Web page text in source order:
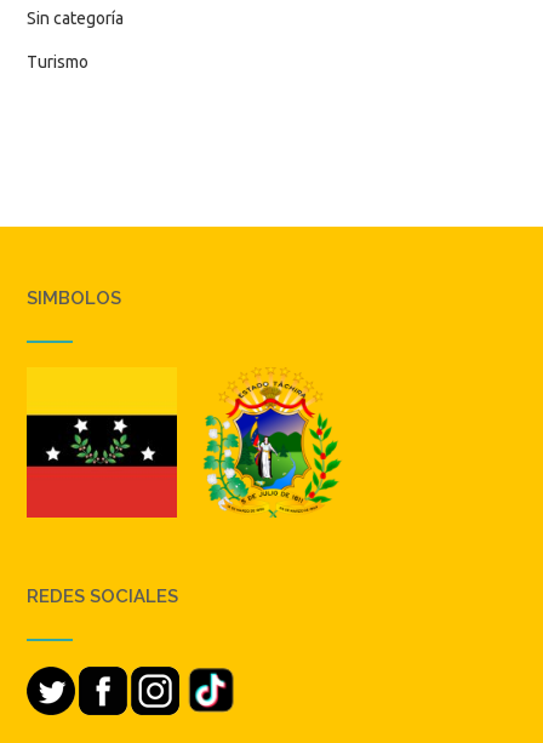
Sin categoría
Turismo
SIMBOLOS
REDES SOCIALES